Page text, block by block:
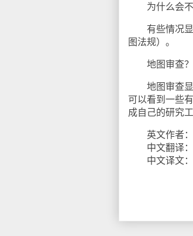
为什么会不
有些情况显
图法规）。
地图审查？
地图审查显
可以看到一些
成自己的研究工
英文作者：
中文翻译：
中文译文：